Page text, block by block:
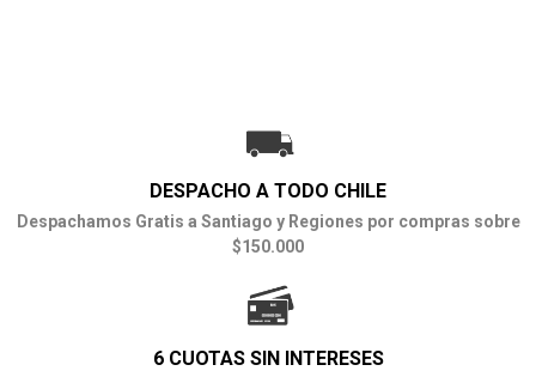
DESPACHO A TODO CHILE
Despachamos Gratis a Santiago y Regiones por compras sobre
$150.000
6 CUOTAS SIN INTERESES